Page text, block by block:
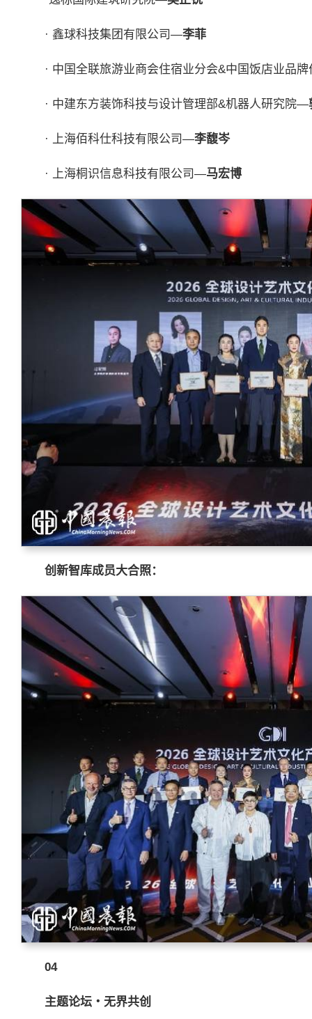
· 鑫球科技集团有限公司—李菲
· 中国全联旅游业商会住宿业分会&中国饭店业品
· 中建东方装饰科技与设计管理部&机器人研究院—
· 上海佰科仕科技有限公司—李馥岑
· 上海桐识信息科技有限公司—马宏博
创新智库成员大合照：
04
主题论坛・无界共创